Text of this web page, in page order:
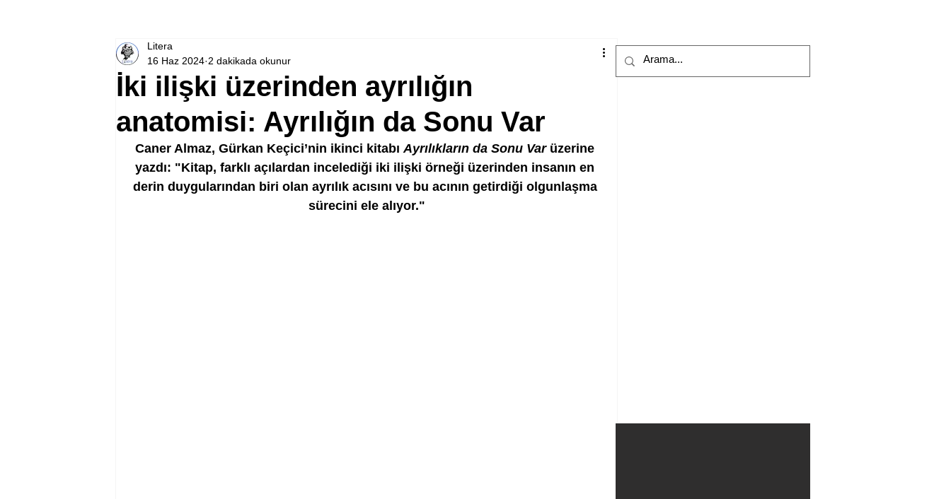
İki ilişki üzerinden ayrılığın
anatomisi: Ayrılığın da Sonu Var
Litera
16 Haz 2024 2 dakikada okunur
Caner Almaz, Gürkan Keçici’nin ikinci kitabı Ayrılıkların da Sonu Var üzerine
yazdı: "Kitap, farklı açılardan incelediği iki ilişki örneği üzerinden insanın en
derin duygularından biri olan ayrılık acısını ve bu acının getirdiği olgunlaşma
sürecini ele alıyor."